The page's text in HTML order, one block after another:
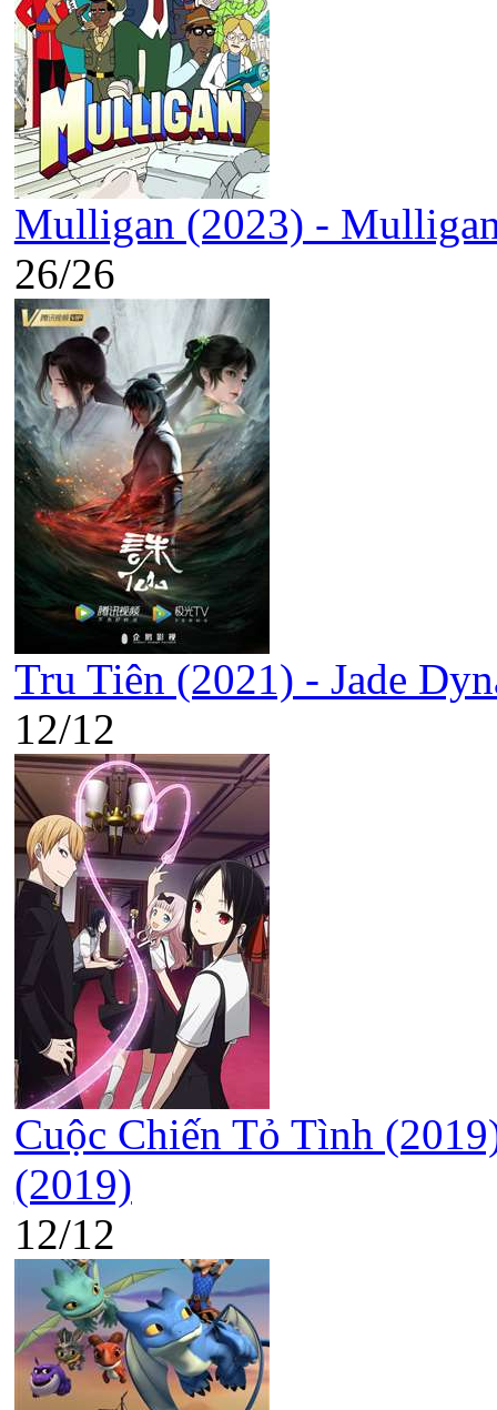
Mulligan (2023) -
26/26
Tru Tiên (2021) - Jade
12/12
Cuộc Chiến Tỏ Tình
(2019)
12/12